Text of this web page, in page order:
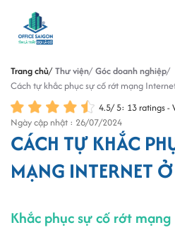
Trang chủ Thư viện Góc doanh nghiệp
Cách tự khắc phục sự cố rớt mạng
4.5/5: 13 ratings -
Ngày cập nhật : 26/07/2024
CÁCH TỰ KHẮC
MẠNG INTERNET
Khắc phục sự cố rớt